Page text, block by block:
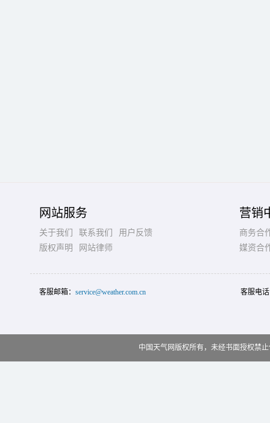
网站服务
关于我们 联系我们
用户反馈
版权声明
网站律师
营销
商务合
媒资合
客服邮箱： service@weather.com.cn 客服电
中国天气网版权所有，未经书面授权